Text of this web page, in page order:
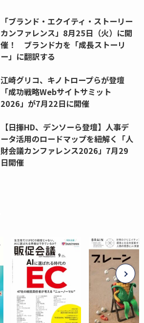
「ブランド・エクイティ・ストーリー
カンファレンス」8月25日（火）に開
催！ ブランド力を「成長ストーリ
ー」に翻訳する
江崎グリコ、キノトロープらが登壇
「成功戦略Webサイトサミット
2026」が7月22日に開催
【日揮HD、デンソーら登壇】人事デ
ータ活用のロードマップを紐解く「人
財会議カンファレンス2026」7月29
日開催